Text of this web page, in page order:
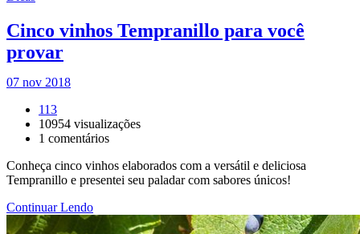
Cinco vinhos Tempranillo para você
provar
07 nov 2018
113
10954 visualizações
1 comentários
Conheça cinco vinhos elaborados com a versátil e deliciosa
Tempranillo e presentei seu paladar com sabores únicos!
Continuar Lendo